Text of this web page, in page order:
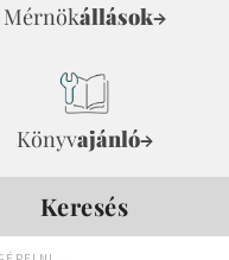
Mérnökállások→
Könyvajánló→
Keresés